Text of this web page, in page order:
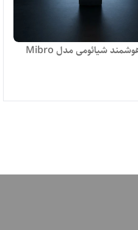
ساعت هوشمند شیائومی مدل Mibro